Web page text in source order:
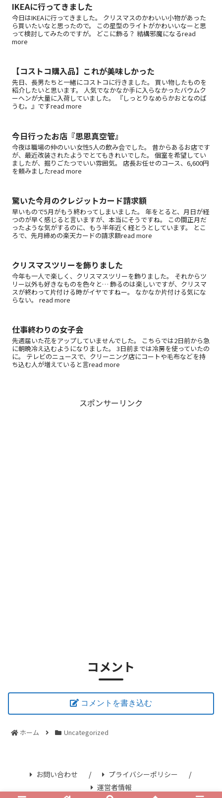
IKEAに行ってきました
今日はIKEAに行ってきました。 クリスマスのかわいい小物があった
ら買いたいなと思ったので。 この星型のライトがかわいいなーと思
って検討してみたのですが。 どこに飾る？ 結構邪魔になるread
more
【コストコ購入品】これが美味しかった
先日、長男たちと一緒にコストコに行きました。 買い物したものを
紹介したいと思います。 人気でなかなか手に入らなかったバウムク
ーヘンが大量に入荷していました。 『しっとりなめらかおとなのば
うむ。』ですread more
今日行ったお店『思恩真空管』
今夜は職場の仲のいい女性5人の飲み会でした。 昔からあるお店です
が、最近改装されたようでとてもきれいでした。 個室を希望してい
ましたが、掘りごたつでいい雰囲気。 店長お任せのコース、6,600円
を頼みましたread more
驚いた今月のクレジットカード請求額
早いもので5月がもう終わってしまいました。 年をとると、月日が経
つのが早く感じると言いますが、本当にそうですね。 この間正月だ
ったような気がするのに、もう半年近く経とうとしています。 とこ
ろで、先月締めの楽天カードの請求額read more
クリスマスツリーを飾りました
今年も一人で楽しく、クリスマスツリーを飾りました。 それからツ
リー以外も好きなものを色々と… 飾るのは楽しいですが、クリスマ
スが終わって片付ける時がイヤですねー。 なかなか片付ける気にな
らない。 read more
仕事終わりの女子会
先週届いた花をアップしていませんでした。 こちらでは2日前から急
に朝晩冷え込むようになりました。 3日前までは冷房を使っていたの
に。 テレビのニュースで、クリーニング店にコートや毛布などを持
ち込む人が増えていると言read more
スポンサーリンク
コメント
コメントを書き込む
ホーム Uncategorized
お問い合わせ
プライバシーポリシー
運営者情報